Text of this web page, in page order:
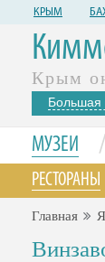
КРЫМ
Крым
Большая
МУЗЕИ /
РЕСТОРАНЫ
Главная